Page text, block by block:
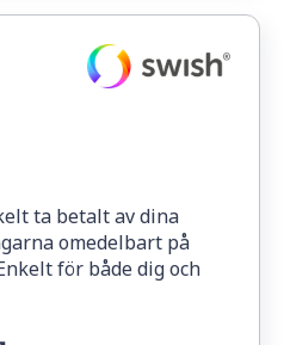
ta betalt av dina
omedelbart på
för både dig och